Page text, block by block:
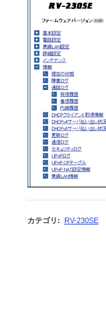
カテゴリ : RV-230SE